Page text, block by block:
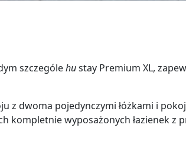
szczególehustay Premium XL,
z dwoma pojedynczymi łóżkami i
kompletnie wyposażonych łazienek z